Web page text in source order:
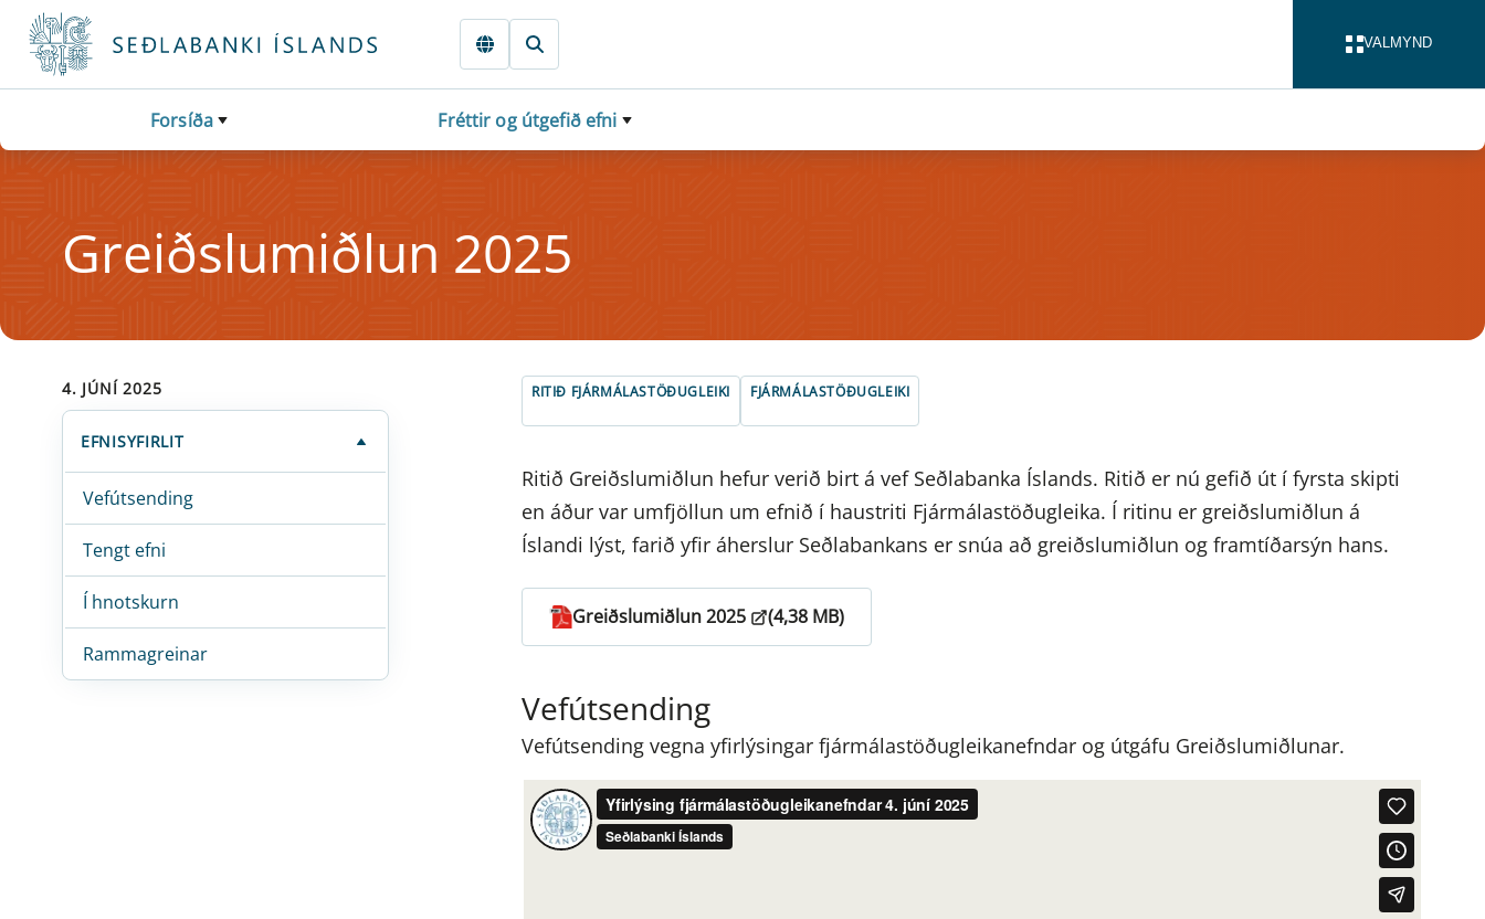
Fara beint í Meginmál
VALMYND
Forsíða Fréttir og útgefið efni
Greiðslumiðlun 2025
4. JÚNÍ 2025
EFNISYFIRLIT
Vefútsending
Tengt efni
Í hnotskurn
Rammagreinar
RITIÐ FJÁRMÁLASTÖÐUGLEIKI FJÁRMÁLASTÖÐUGLEIKI
Ritið Greiðslumiðlun hefur verið birt á vef Seðlabanka Íslands. Ritið er nú gefið út í fyrsta skipti
en áður var umfjöllun um efnið í haustriti Fjármálastöðugleika. Í ritinu er greiðslumiðlun á
Íslandi lýst, farið yfir áherslur Seðlabankans er snúa að greiðslumiðlun og framtíðarsýn hans.
Greiðslumiðlun 2025 (4,38 MB)
Vefútsending
Vefútsending vegna yfirlýsingar fjármálastöðugleikanefndar og útgáfu Greiðslumiðlunar.